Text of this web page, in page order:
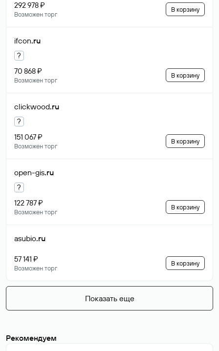
292 978 ₽
Возможен торг
В корзину
ifcon.ru
?
70 868 ₽
Возможен торг
В корзину
clickwood.ru
?
151 067 ₽
Возможен торг
В корзину
open-gis.ru
?
122 787 ₽
Возможен торг
В корзину
asubio.ru
57 141 ₽
Возможен торг
В корзину
Показать еще
Рекомендуем